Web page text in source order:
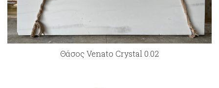
Θάσος Venato Crystal 0.02